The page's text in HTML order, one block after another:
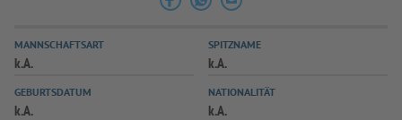
SPIELPLUS
MANNSCHAFTSART
k.A.
SPITZNAME
k.A.
GEBURTSDATUM
k.A.
NATIONALITÄT
k.A.